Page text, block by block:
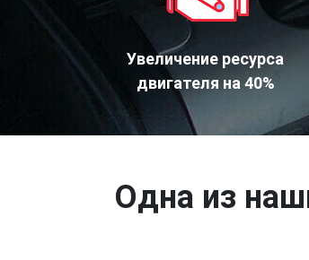
Увеличение ресурса
двигателя на 40%
Одна из